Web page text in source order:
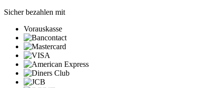
Sicher bezahlen mit
Vorauskasse